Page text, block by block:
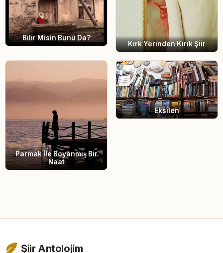
Bilir Misin Bunu Da?
Kırk Yerinden Kırık Şiir
Parmak İle Boyanmış Bir
Naat
Eksilen
Şiir Antolojim